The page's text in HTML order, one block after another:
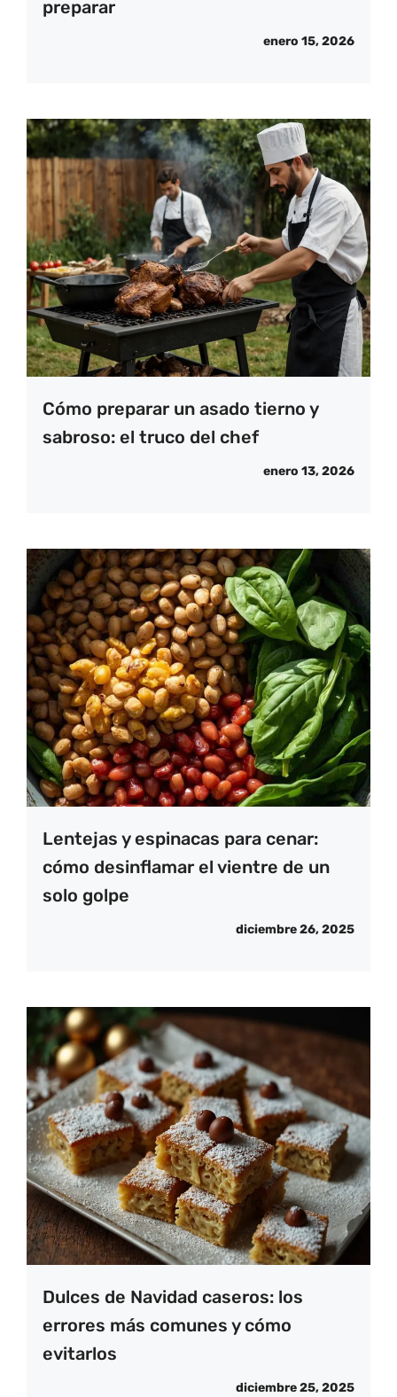
preparar
enero 15, 2026
Cómo preparar un asado tierno y
sabroso: el truco del chef
enero 13, 2026
Lentejas y espinacas para cenar:
cómo desinflamar el vientre de un
solo golpe
diciembre 26, 2025
Dulces de Navidad caseros: los
errores más comunes y cómo
evitarlos
diciembre 25, 2025